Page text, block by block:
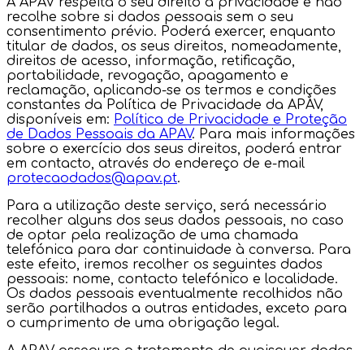
recolhe sobre si dados pessoais sem o seu
consentimento prévio. Poderá exercer, enquanto
titular de dados, os seus direitos, nomeadamente,
direitos de acesso, informação, retificação,
portabilidade, revogação, apagamento e
reclamação, aplicando-se os termos e condições
constantes da Política de Privacidade da APAV,
disponíveis em: Política de Privacidade e Proteção
de Dados Pessoais da APAV. Para mais informações
sobre o exercício dos seus direitos, poderá entrar
em contacto, através do endereço de e-mail
protecaodados@apav.pt.
Para a utilização deste serviço, será necessário
recolher alguns dos seus dados pessoais, no caso
de optar pela realização de uma chamada
telefónica para dar continuidade à conversa. Para
este efeito, iremos recolher os seguintes dados
pessoais: nome, contacto telefónico e localidade.
Os dados pessoais eventualmente recolhidos não
serão partilhados a outras entidades, exceto para
o cumprimento de uma obrigação legal.